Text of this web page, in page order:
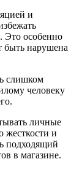
и
Это особенно
нарушена
слишком
человеку
личные
жесткости и
подходящий
в магазине.